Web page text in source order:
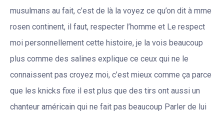
musulmans au fait, c’est de là la voyez ce qu’on dit à mme
rosen continent, il faut, respecter l’homme et Le respect
moi personnellement cette histoire, je la vois beaucoup
plus comme des salines explique ce ceux qui ne le
connaissent pas croyez moi, c’est mieux comme ça parce
que les knicks fixe il est plus que des tirs ont aussi un
chanteur américain qui ne fait pas beaucoup Parler de lui